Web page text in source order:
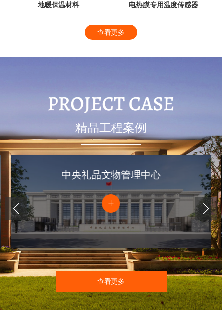
地暖保温材料 电热膜专用温度传感器
查看更多
精品工程案例
中央礼品文物管理中心
+
查看更多